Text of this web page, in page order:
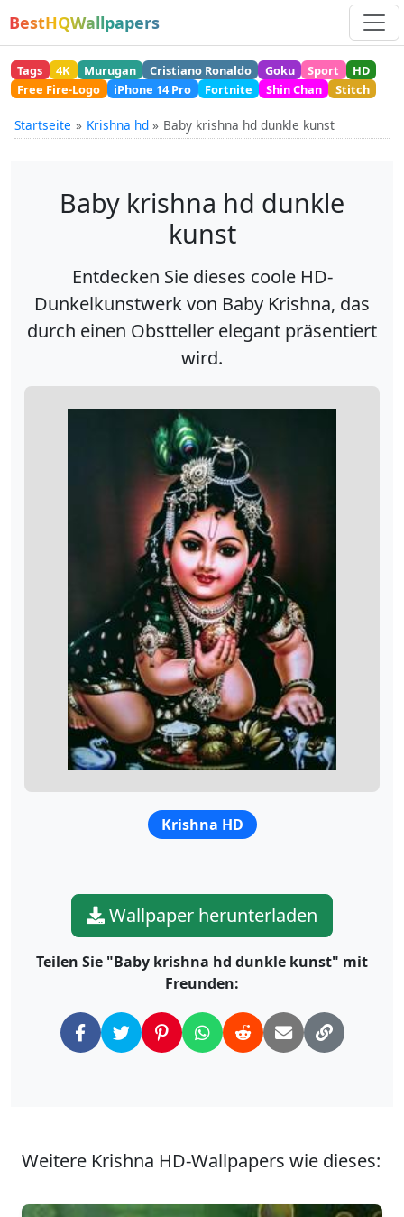
BestHQWallpapers
Tags 4K Murugan Cristiano Ronaldo Goku Sport
HD
Free Fire-Logo
iPhone 14 Pro Fortnite Shin Chan Stitch
Startseite Krishna hd Baby krishna hd dunkle kunst
Baby krishna hd dunkle
kunst
Entdecken Sie dieses coole HD-
Dunkelkunstwerk von Baby Krishna, das
durch einen Obstteller elegant präsentiert
wird.
Krishna HD
Wallpaper herunterladen
Teilen Sie "Baby krishna hd dunkle kunst" mit
Freunden:
Weitere Krishna HD-Wallpapers wie dieses: